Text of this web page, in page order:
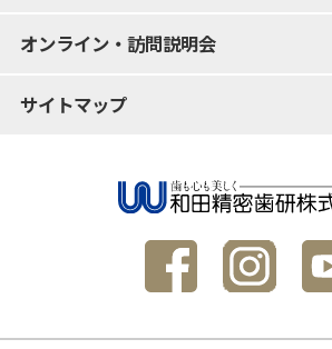
オンライン・訪問説明会
サイトマップ